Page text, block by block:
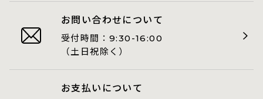
お問い合わせについて
受付時間： 9:30-16:00
（土日祝除く）
お支払いについて